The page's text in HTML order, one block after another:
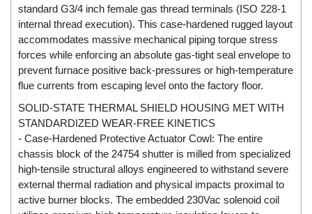
Elettrotek Kabel
ELGO Electronic
ELIS PLZEŇ
ELMEKO
Eltex-Elektrostatik
Eltherm
ELTRA Encoder
ELVEM Vietnam
Emaco
standard G3/4 inch female gas thread terminals (ISO 228-1
internal thread execution). This case-hardened rugged layout
accommodates massive mechanical piping torque stress
forces while enforcing an absolute gas-tight seal envelope to
prevent furnace positive back-pressures or high-temperature
flue currents from escaping level onto the factory floor.
SOLID-STATE THERMAL SHIELD HOUSING MET WITH
STANDARDIZED WEAR-FREE KINETICS
- Case-Hardened Protective Actuator Cowl: The entire
chassis block of the 24754 shutter is milled from specialized
high-tensile structural alloys engineered to withstand severe
external thermal radiation and physical impacts proximal to
active burner blocks. The embedded 230Vac solenoid coil